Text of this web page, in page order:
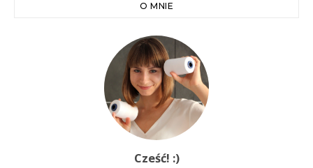
O MNIE
Cześć! :)